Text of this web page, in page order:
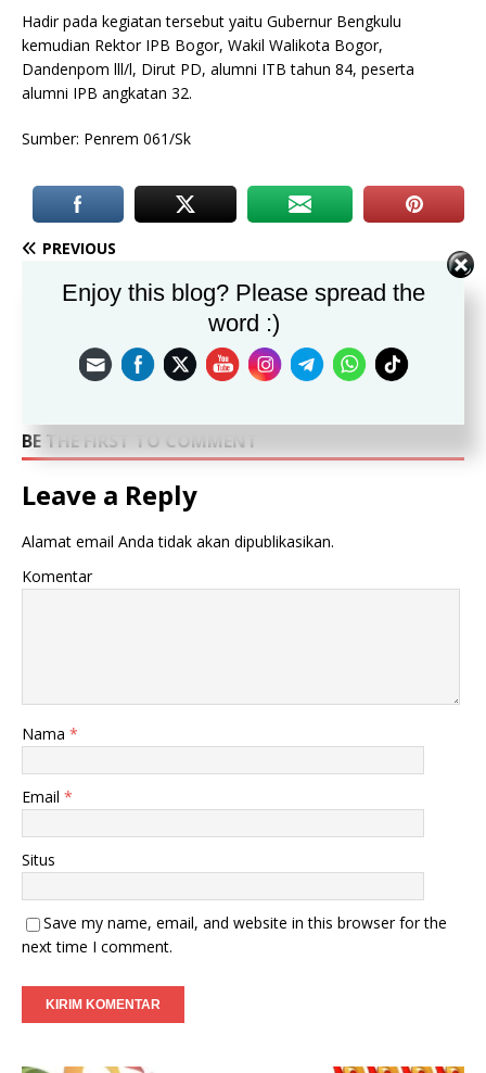
Hadir pada kegiatan tersebut yaitu Gubernur Bengkulu
kemudian Rektor IPB Bogor, Wakil Walikota Bogor,
Dandenpom lll/l, Dirut PD, alumni ITB tahun 84, peserta
alumni IPB angkatan 32.
Sumber: Penrem 061/Sk
PREVIOUS
Gubernur Jabar
Antusias Warga Cipicung Vaksinasi Massal
BE THE FIRST TO COMMENT
Leave a Reply
Alamat email Anda tidak akan dipublikasikan.
Komentar
Nama *
Email *
Situs
Save my name, email, and website in this browser for the
next time I comment.
Enjoy this blog? Please spread the
word :)